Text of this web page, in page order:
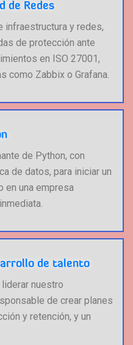
de Redes
infraestructura y redes,
de protección ante
en ISO 27001,
como Zabbix o Grafana.
de Python, con
de datos, para iniciar un
en una empresa
de talento
nuestro
de crear planes
y retención, y un